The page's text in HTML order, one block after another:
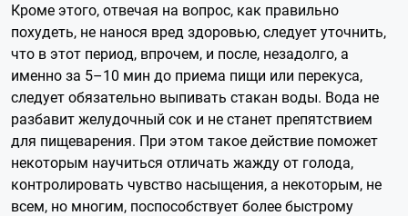
Кроме этого, отвечая на вопрос, как правильно
похудеть, не нанося вред здоровью, следует уточнить,
что в этот период, впрочем, и после, незадолго, а
именно за 5–10 мин до приема пищи или перекуса,
следует обязательно выпивать стакан воды. Вода не
разбавит желудочный сок и не станет препятствием
для пищеварения. При этом такое действие поможет
некоторым научиться отличать жажду от голода,
контролировать чувство насыщения, а некоторым, не
всем, но многим, поспособствует более быстрому